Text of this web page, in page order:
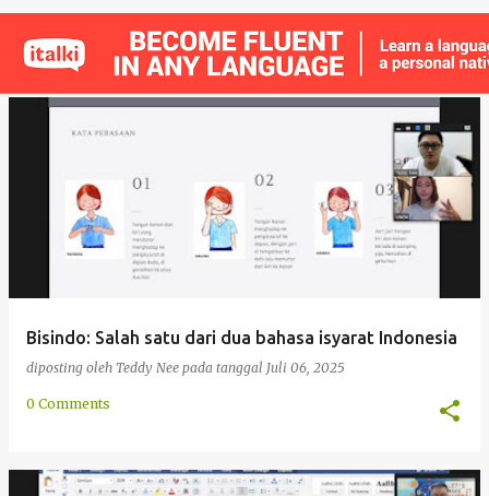
t
Bisindo: Salah satu dari dua bahasa isyarat Indonesia
diposting oleh Teddy Nee pada tanggal Juli 06, 2025
0 Comments